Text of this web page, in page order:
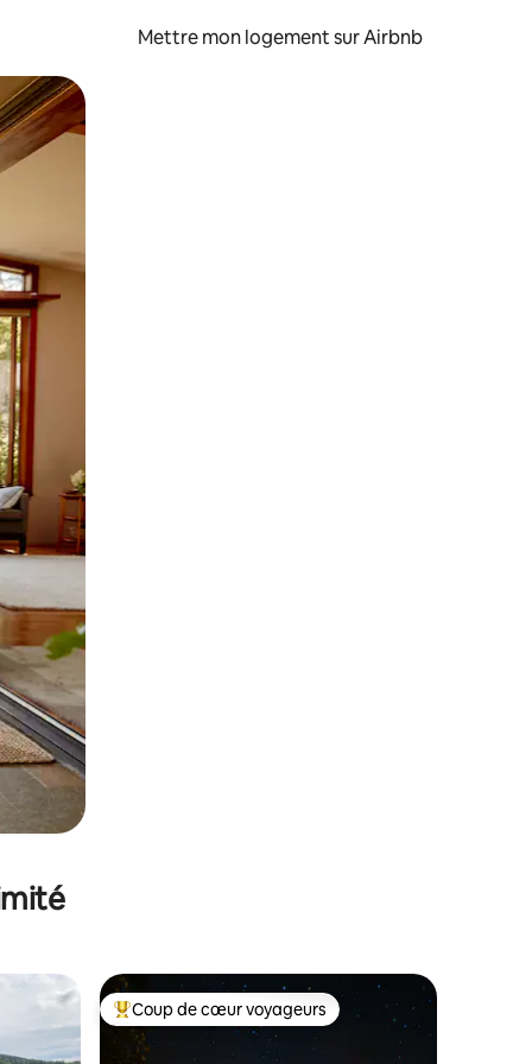
Mettre mon logement sur Airbnb
glisser.
Coups de cœur voyageurs les plus appréciés
Coup de cœur voyageurs